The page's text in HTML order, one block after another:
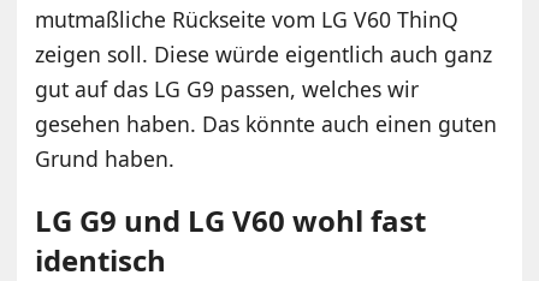
mutmaßliche Rückseite vom LG V60 ThinQ
zeigen soll. Diese würde eigentlich auch ganz
gut auf das LG G9 passen, welches wir
gesehen haben. Das könnte auch einen guten
Grund haben.
LG G9 und LG V60 wohl fast
identisch